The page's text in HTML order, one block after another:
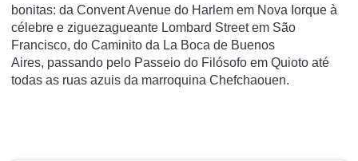
bonitas: da Convent Avenue do Harlem em Nova Iorque à
célebre e ziguezagueante Lombard Street em São
Francisco, do Caminito da La Boca de Buenos
Aires, passando pelo Passeio do Filósofo em Quioto até
todas as ruas azuis da marroquina Chefchaouen.